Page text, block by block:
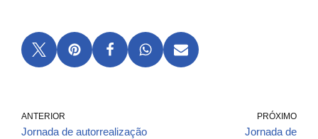
ANTERIOR
Jornada de autorrealização
PRÓXIMO
Jornada de